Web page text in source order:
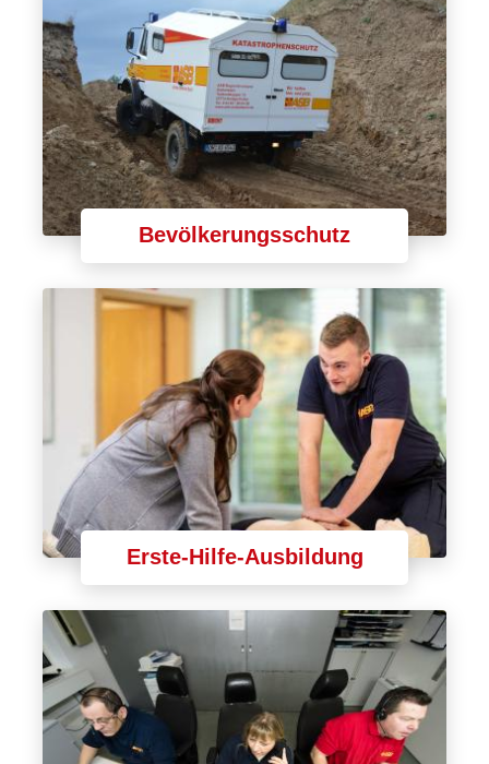
Bevölkerungsschutz
Erste-Hilfe-Ausbildung